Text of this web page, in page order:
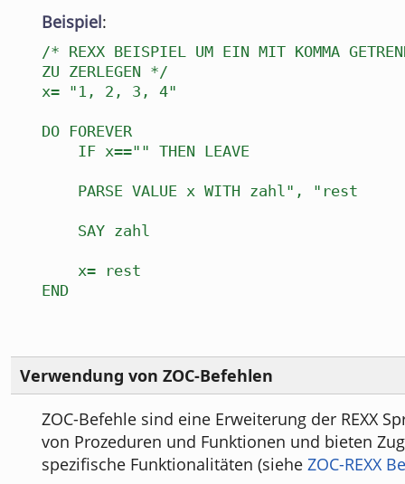
Beispiel:
/* REXX BEISPIEL UM EIN MIT KOMMA
ZU ZERLEGEN */
x= "1, 2, 3, 4"
DO FOREVER
IF x=="" THEN LEAVE
PARSE VALUE x WITH zahl", "rest
SAY zahl
x= rest
END
Verwendung von ZOC-Befehlen
ZOC-Befehle sind eine Erweiterung der REXX
von Prozeduren und Funktionen und bieten
spezifische Funktionalitäten (siehe ZOC-REXX